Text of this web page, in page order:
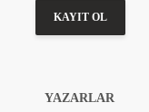
YAZARLAR